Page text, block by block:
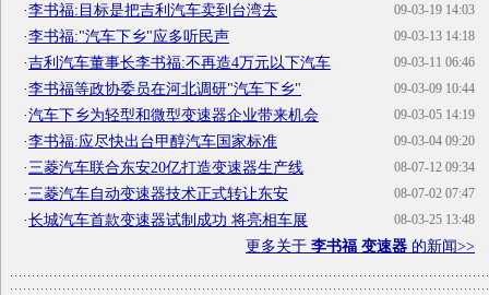
09-03-19 14:03
·李书福:目标是把吉利汽车卖到台湾去
09-03-13 14:18
·李书福:"汽车下乡"应多听民声
09-03-11 06:46
·吉利汽车董事长李书福:不再造4万元以下汽车
09-03-09 10:44
·李书福等政协委员在河北调研"汽车下乡"
09-03-05 14:19
·汽车下乡为轻型和微型变速器企业带来机会
09-03-04 09:20
·李书福:应尽快出台甲醇汽车国家标准
08-07-12 09:34
·三菱汽车联合东安20亿打造变速器生产线
08-07-02 07:47
·三菱汽车自动变速器技术正式转让东安
08-03-25 13:48
·长城汽车首款变速器试制成功 将亮相车展
更多关于 李书福 变速器 的新闻>>